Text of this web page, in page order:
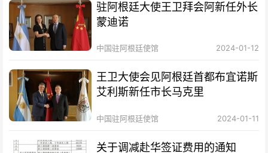
驻阿根廷大使王卫拜会阿新任外长
蒙迪诺
中国驻阿根廷使馆 2024-01-12
王卫大使会见阿根廷首都布宜诺斯
艾利斯新任市长马克里
中国驻阿根廷使馆 2024-01-11
关于调减赴华签证费用的通知